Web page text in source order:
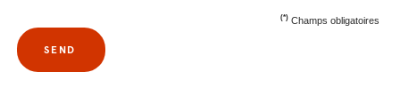
(*)Champs obligatoires
SEND